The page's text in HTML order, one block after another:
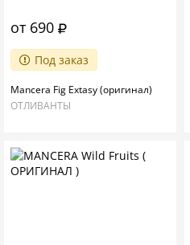
от 690
Под заказ
Mancera Fig Extasy (оригинал)
ОТЛИВАНТЫ